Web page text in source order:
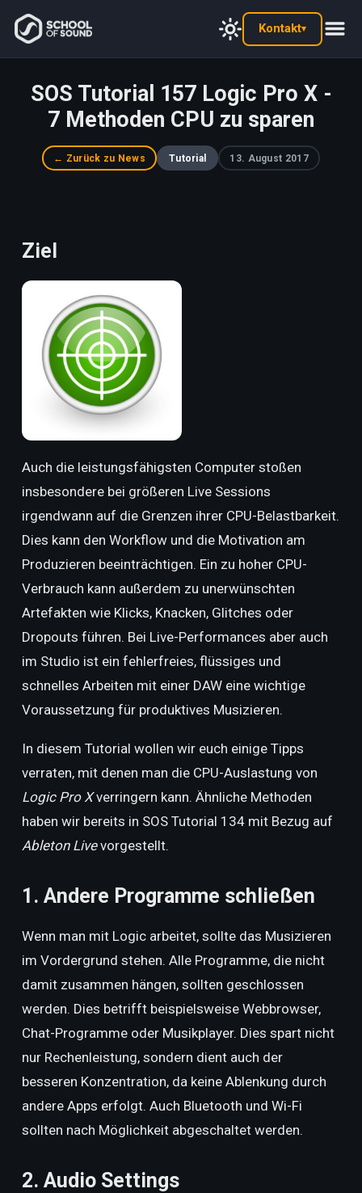
Kontakt▾
SOS Tutorial 157 Logic Pro X -
7 Methoden CPU zu sparen
← Zurück zu News Tutorial 13. August 2017
Ziel
Auch die leistungsfähigsten Computer stoßen
insbesondere bei größeren Live Sessions
irgendwann auf die Grenzen ihrer CPU-Belastbarkeit.
Dies kann den Workflow und die Motivation am
Produzieren beeinträchtigen. Ein zu hoher CPU-
Verbrauch kann außerdem zu unerwünschten
Artefakten wie Klicks, Knacken, Glitches oder
Dropouts führen. Bei Live-Performances aber auch
im Studio ist ein fehlerfreies, flüssiges und
schnelles Arbeiten mit einer DAW eine wichtige
Voraussetzung für produktives Musizieren.
In diesem Tutorial wollen wir euch einige Tipps
verraten, mit denen man die CPU-Auslastung von
Logic Pro Xverringern kann. Ähnliche Methoden
haben wir bereits in SOS Tutorial 134 mit Bezug auf
Ableton Livevorgestellt.
1. Andere Programme schließen
Wenn man mit Logic arbeitet, sollte das Musizieren
im Vordergrund stehen. Alle Programme, die nicht
damit zusammen hängen, sollten geschlossen
werden. Dies betrifft beispielsweise Webbrowser,
Chat-Programme oder Musikplayer. Dies spart nicht
nur Rechenleistung, sondern dient auch der
besseren Konzentration, da keine Ablenkung durch
andere Apps erfolgt. Auch Bluetooth und Wi-Fi
sollten nach Möglichkeit abgeschaltet werden.
2. Audio Settings